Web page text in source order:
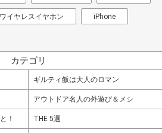
イヤレスイヤホン iPhone
カテゴリ
ギルティ飯は大人のロマン
アウトドア名人の外遊び＆メシ
！ THE 5選